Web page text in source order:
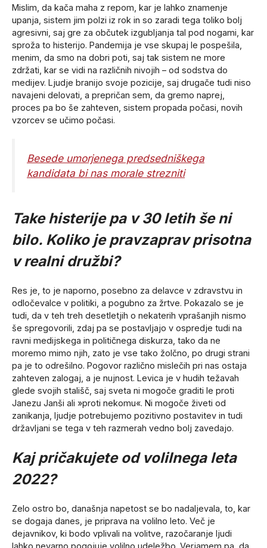
Mislim, da kača maha z repom, kar je lahko znamenje
upanja, sistem jim polzi iz rok in so zaradi tega toliko bolj
agresivni, saj gre za občutek izgubljanja tal pod nogami, kar
sproža to histerijo. Pandemija je vse skupaj le pospešila,
menim, da smo na dobri poti, saj tak sistem ne more
zdržati, kar se vidi na različnih nivojih – od sodstva do
medijev. Ljudje branijo svoje pozicije, saj drugače tudi niso
navajeni delovati, a prepričan sem, da gremo naprej,
proces pa bo še zahteven, sistem propada počasi, novih
vzorcev se učimo počasi.
Besede umorjenega predsedniškega
kandidata bi nas morale strezniti
Take histerije pa v 30 letih še ni
bilo. Koliko je pravzaprav prisotna
v realni družbi?
Res je, to je naporno, posebno za delavce v zdravstvu in
odločevalce v politiki, a pogubno za žrtve. Pokazalo se je
tudi, da v teh treh desetletjih o nekaterih vprašanjih nismo
še spregovorili, zdaj pa se postavljajo v ospredje tudi na
ravni medijskega in političnega diskurza, tako da ne
moremo mimo njih, zato je vse tako žolčno, po drugi strani
pa je to odrešilno. Pogovor različno mislečih pri nas ostaja
zahteven zalogaj, a je nujnost. Levica je v hudih težavah
glede svojih stališč, saj sveta ni mogoče graditi le proti
Janezu Janši ali »proti nekomu«. Ni mogoče živeti od
zanikanja, ljudje potrebujemo pozitivno postavitev in tudi
državljani se tega v teh razmerah vedno bolj zavedajo.
Kaj pričakujete od volilnega leta
2022?
Zelo ostro bo, današnja napetost se bo nadaljevala, to, kar
se dogaja danes, je priprava na volilno leto. Več je
dejavnikov, ki bodo vplivali na volitve, razočaranje ljudi
lahko nevarno pogojuje volilno udeležbo. Verjamem pa, da